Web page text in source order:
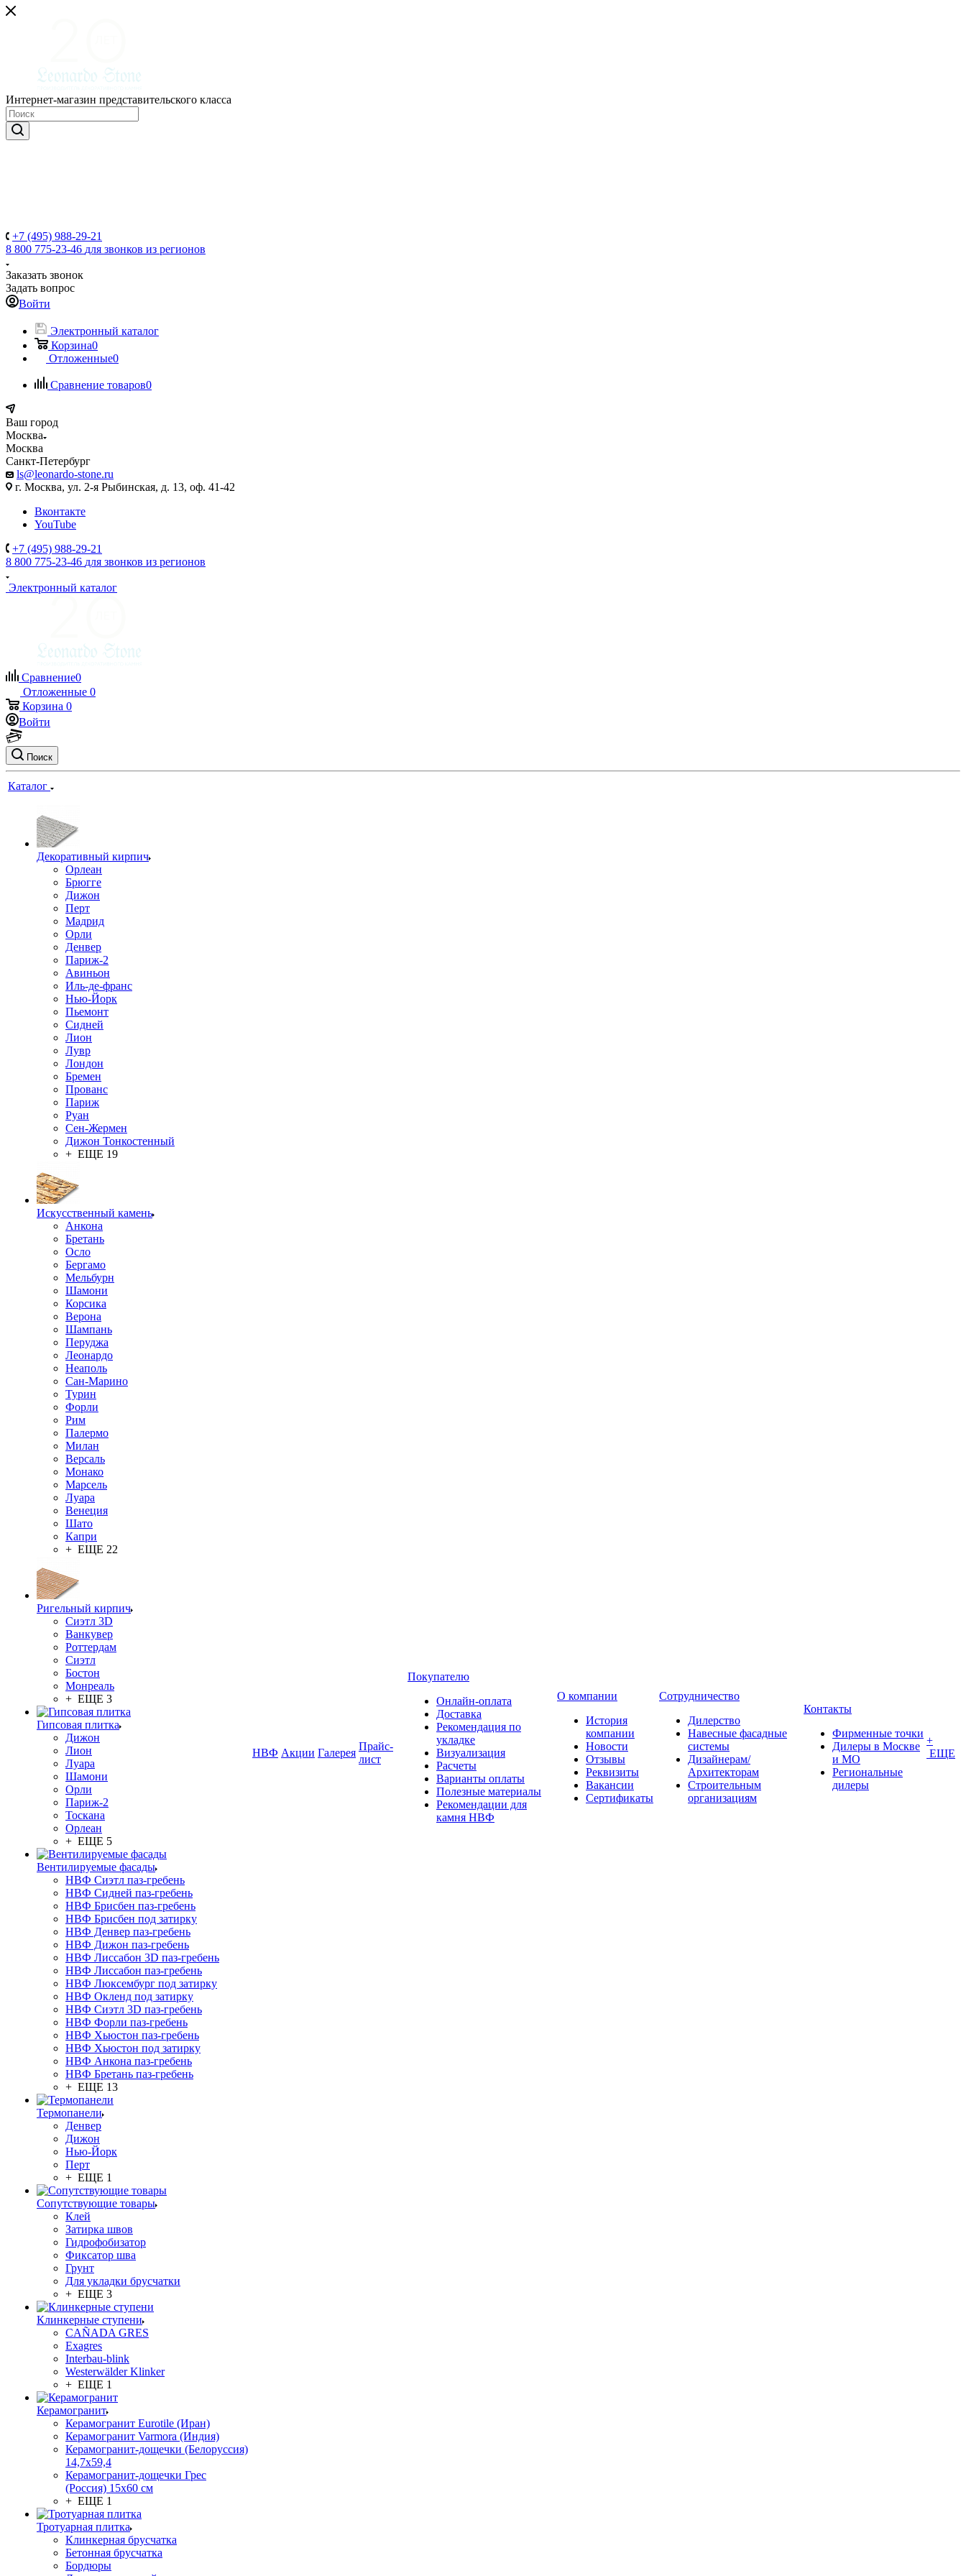
Интернет-магазин представительского класса
+7 (495) 988-29-21
8 800 775-23-46 для звонков из регионов
Заказать звонок
Задать вопрос
Войти
Электронный каталог
Корзина0
Отложенные0
Сравнение товаров0
Ваш город
Москва
Москва
Санкт-Петербург
ls@leonardo-stone.ru
г. Москва, ул. 2-я Рыбинская, д. 13, оф. 41-42
Вконтакте
YouTube
+7 (495) 988-29-21
8 800 775-23-46 для звонков из регионов
Электронный каталог
Сравнение0
Отложенные 0
Корзина 0
Войти
Поиск
Каталог
Декоративный кирпич
Орлеан
Брюгге
Дижон
Перт
Мадрид
Орли
Денвер
Париж-2
Авиньон
Иль-де-франс
Нью-Йорк
Пьемонт
Сидней
Лион
Лувр
Лондон
Бремен
Прованс
Париж
Руан
Сен-Жермен
Дижон Тонкостенный
+ ЕЩЕ 19
Искусственный камень
Анкона
Бретань
Осло
Бергамо
Мельбурн
Шамони
Корсика
Верона
Шампань
Перуджа
Леонардо
Неаполь
Сан-Марино
Турин
Форли
Рим
Палермо
Милан
Версаль
Монако
Марсель
Луара
Венеция
Шато
Капри
+ ЕЩЕ 22
Ригельный кирпич
Сиэтл 3D
Ванкувер
Роттердам
Сиэтл
Бостон
Монреаль
+ ЕЩЕ 3
Гипсовая плитка
Дижон
Лион
Луара
Шамони
Орли
Париж-2
Тоскана
Орлеан
+ ЕЩЕ 5
Вентилируемые фасады
НВФ Сиэтл паз-гребень
НВФ Сидней паз-гребень
НВФ Брисбен паз-гребень
НВФ Брисбен под затирку
НВФ Денвер паз-гребень
НВФ Дижон паз-гребень
НВФ Лиссабон 3D паз-гребень
НВФ Лиссабон паз-гребень
НВФ Люксембург под затирку
НВФ Окленд под затирку
НВФ Сиэтл 3D паз-гребень
НВФ Форли паз-гребень
НВФ Хьюстон паз-гребень
НВФ Хьюстон под затирку
НВФ Анкона паз-гребень
НВФ Бретань паз-гребень
+ ЕЩЕ 13
Термопанели
Денвер
Дижон
Нью-Йорк
Перт
+ ЕЩЕ 1
Сопутствующие товары
Клей
Затирка швов
Гидрофобизатор
Фиксатор шва
Грунт
Для укладки брусчатки
+ ЕЩЕ 3
Клинкерные ступени
CAÑADA GRES
Exagres
Interbau-blink
Westerwälder Klinker
+ ЕЩЕ 1
Керамогранит
Керамогранит Eurotile (Иран)
Керамогранит Varmora (Индия)
Керамогранит-дощечки (Белоруссия)
14,7x59,4
Керамогранит-дощечки Грес
(Россия) 15х60 см
+ ЕЩЕ 1
Тротуарная плитка
Клинкерная брусчатка
Бетонная брусчатка
Бордюры
НВФ Акции Галерея
Прайс-
лист
Покупателю
Онлайн-оплата
Доставка
Рекомендация по
укладке
Визуализация
Расчеты
Варианты оплаты
Полезные материалы
Рекомендации для
камня НВФ
О компании
История
компании
Новости
Отзывы
Реквизиты
Вакансии
Сертификаты
Сотрудничество
Дилерство
Навесные фасадные
системы
Дизайнерам/
Архитекторам
Строительным
организациям
Контакты
Фирменные точки
Дилеры в Москве
и МО
Региональные
дилеры
+
ЕЩЕ